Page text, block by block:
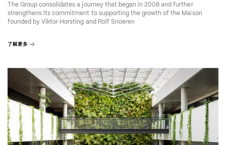
The Group consolidates a journey that began in 2008 and further
strengthens its commitment to supporting the growth of the Maison
founded by Viktor Horsting and Rolf Snoeren
了解更多